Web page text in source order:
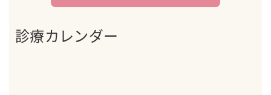
診療カレンダー